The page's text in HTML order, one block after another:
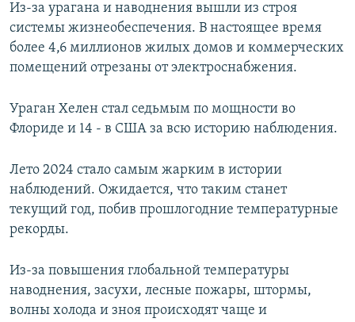
Из-за урагана и наводнения вышли из строя
системы жизнеобеспечения. В настоящее время
более 4,6 миллионов жилых домов и коммерческих
помещений отрезаны от электроснабжения.
Ураган Хелен стал седьмым по мощности во
Флориде и 14 - в США за всю историю наблюдения.
Лето 2024 стало самым жарким в истории
наблюдений. Ожидается, что таким станет
текущий год, побив прошлогодние температурные
рекорды.
Из-за повышения глобальной температуры
наводнения, засухи, лесные пожары, штормы,
волны холода и зноя происходят чаще и